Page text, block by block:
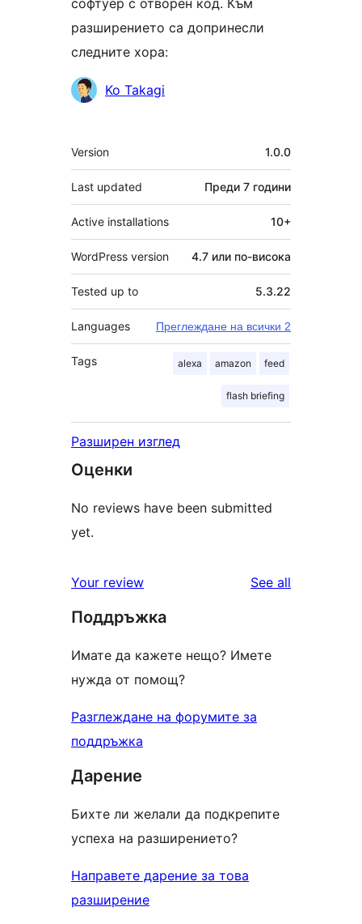
софтуер с отворен код. Към
разширението са допринесли
следните хора:
Сътрудници
Ko Takagi
Мета
Version 1.0.0
Last updated Преди 7 години
Active installations 10+
WordPress version 4.7 или по-висока
Tested up to 5.3.22
Languages Преглеждане на всички 2
Tags alexa amazon feed
flash briefing
Разширен изглед
Оценки
No reviews have been submitted
yet.
Your review See all
Поддръжка
Имате да кажете нещо? Имете
нужда от помощ?
Разглеждане на форумите за
поддръжка
Дарение
Бихте ли желали да подкрепите
успеха на разширението?
Направете дарение за това
разширение